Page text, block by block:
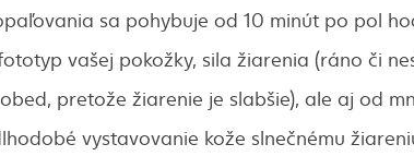
sa pohybuje od 10 minút po pol
vašej pokožky, sila žiarenia (ráno či
pretože žiarenie je slabšie), ale aj od
vystavovanie kože slnečnému